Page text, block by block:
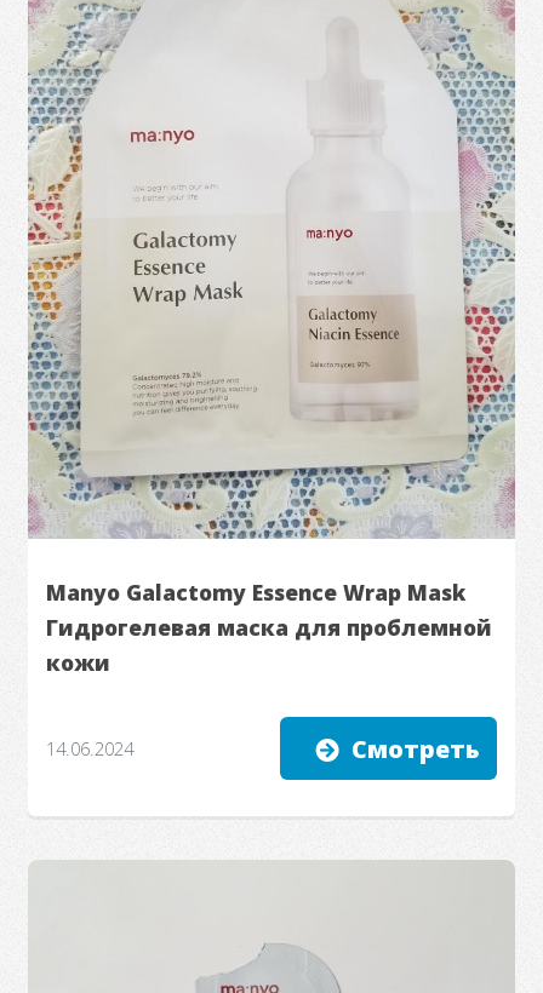
Manyo Galactomy Essence Wrap Mask
Гидрогелевая маска для проблемной
кожи
14.06.2024 Смотреть